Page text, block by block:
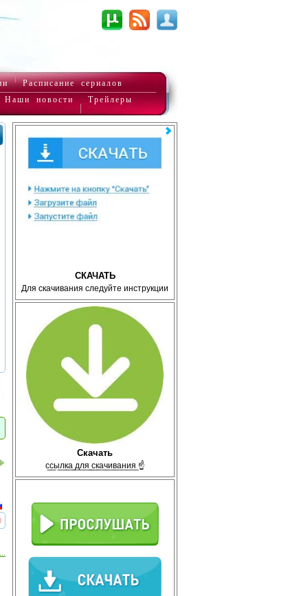
Расписание сериалов
Наши новости Трейлеры
СКАЧАТЬ
Для скачивания следуйте инструкции
Скачать
с̲с̲ы̲л̲к̲а̲ ̲д̲л̲я̲ ̲с̲к̲а̲ч̲и̲в̲а̲н̲и̲я̲ ☝